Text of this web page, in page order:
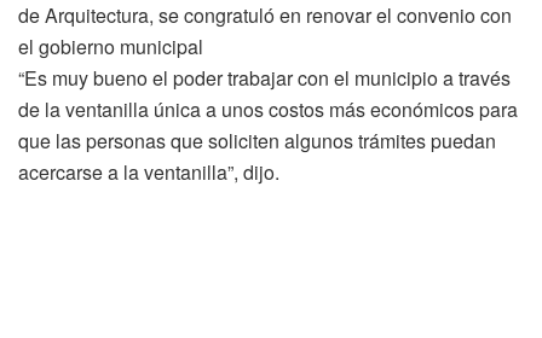
de Arquitectura, se congratuló en renovar el convenio con
el gobierno municipal
“Es muy bueno el poder trabajar con el municipio a través
de la ventanilla única a unos costos más económicos para
que las personas que soliciten algunos trámites puedan
acercarse a la ventanilla”, dijo.